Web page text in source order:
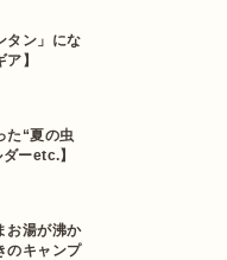
タン」にな
】
た“夏の虫
ーetc.】
お湯が沸か
のキャンプ